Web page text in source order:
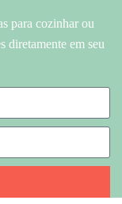
para cozinhar ou
diretamente em seu